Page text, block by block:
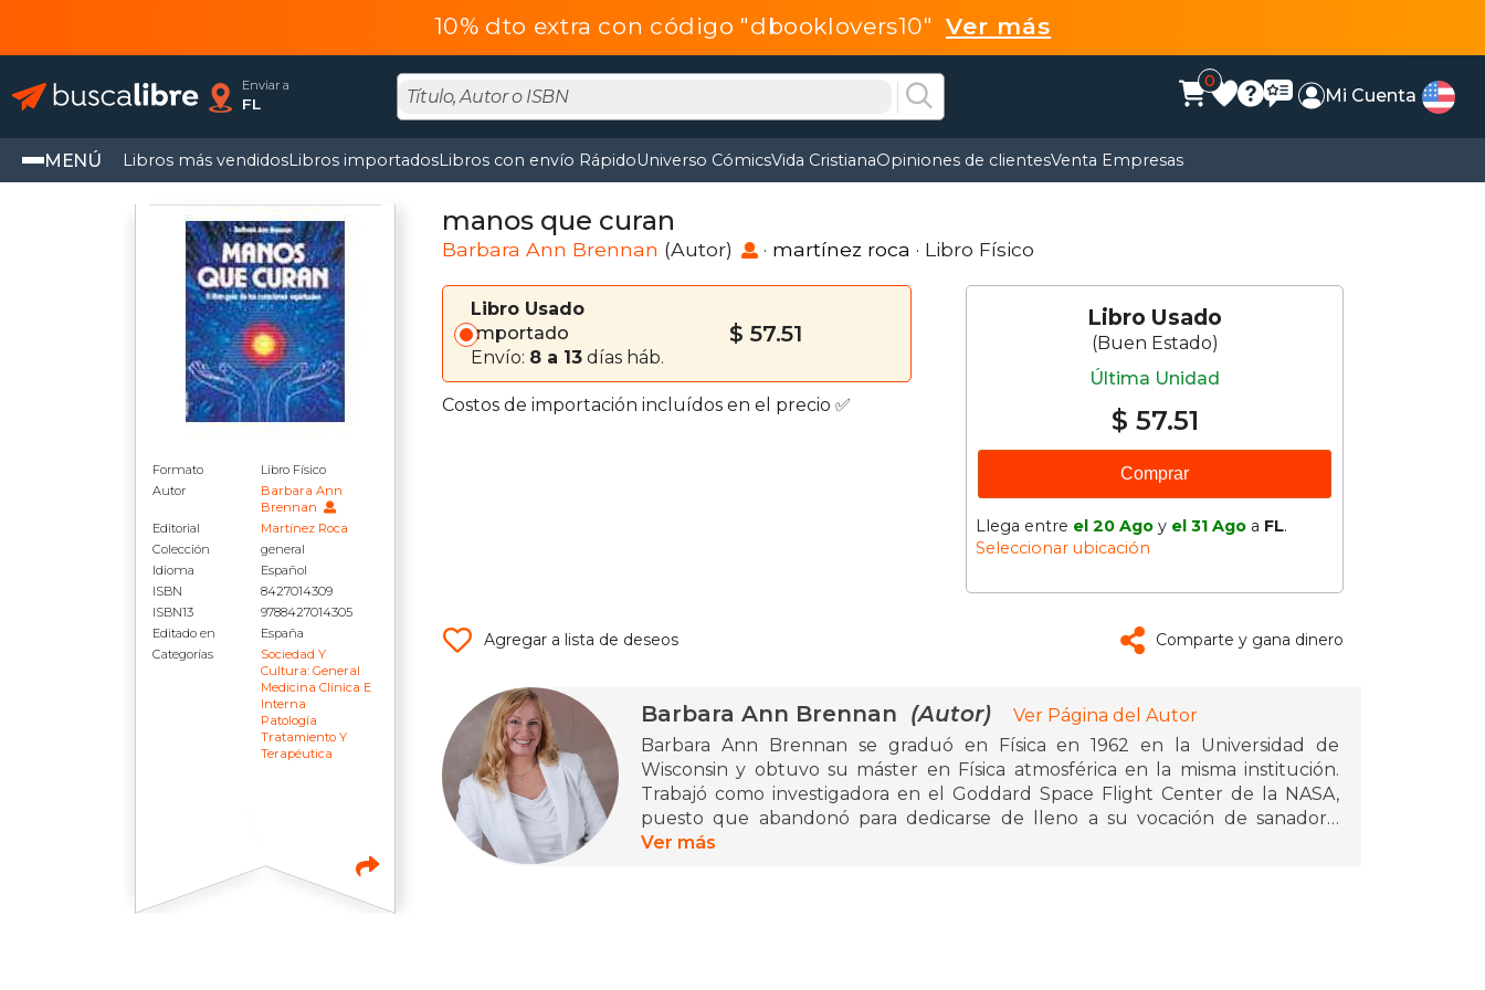
10% dto extra con código "dbooklovers10" Ver más
Enviar a
FL
0
Mi Cuenta
MENÚ Libros más vendidosLibros importadosLibros con envío RápidoUniverso CómicsVida CristianaOpiniones de clientesVenta Empresas
Formato
Libro Físico
Autor
Barbara Ann
Brennan
Editorial
Martínez Roca
Colección
general
Idioma
Español
ISBN
8427014309
ISBN13
9788427014305
Editado en
España
Categorías
Sociedad Y
Cultura: General
Medicina Clínica E
Interna
Patología
Tratamiento Y
Terapéutica
manos que curan
Barbara Ann Brennan (Autor) · martínez roca · Libro Físico
Libro Usado
Importado
Envío: 8 a 13 días háb.
$ 57.51
Costos de importación incluídos en el precio ✅
Libro Usado
(Buen Estado)
Última Unidad
$ 57.51
Comprar
Llega entre el 20 Ago y el 31 Ago a FL.
Seleccionar ubicación
Agregar a lista de deseos Comparte y gana dinero
Barbara Ann Brennan (Autor)
Ver Página del Autor
Barbara Ann Brennan se graduó en Física en 1962 en la Universidad de
Wisconsin y obtuvo su máster en Física atmosférica en la misma institución.
Trabajó como investigadora en el Goddard Space Flight Center de la NASA,
puesto que abandonó para dedicarse de lleno a su vocación de sanadora.
Estudió con Eva y John Pierrakos hasta convertirse en Pathwork Helper y
Ver más